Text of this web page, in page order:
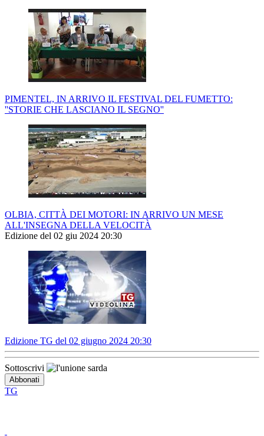
PIMENTEL, IN ARRIVO IL FESTIVAL DEL FUMETTO:
''STORIE CHE LASCIANO IL SEGNO''
OLBIA, CITTÀ DEI MOTORI: IN ARRIVO UN MESE
ALL'INSEGNA DELLA VELOCITÀ
Edizione del 02 giu 2024 20:30
Edizione TG del 02 giugno 2024 20:30
Sottoscrivi
TG